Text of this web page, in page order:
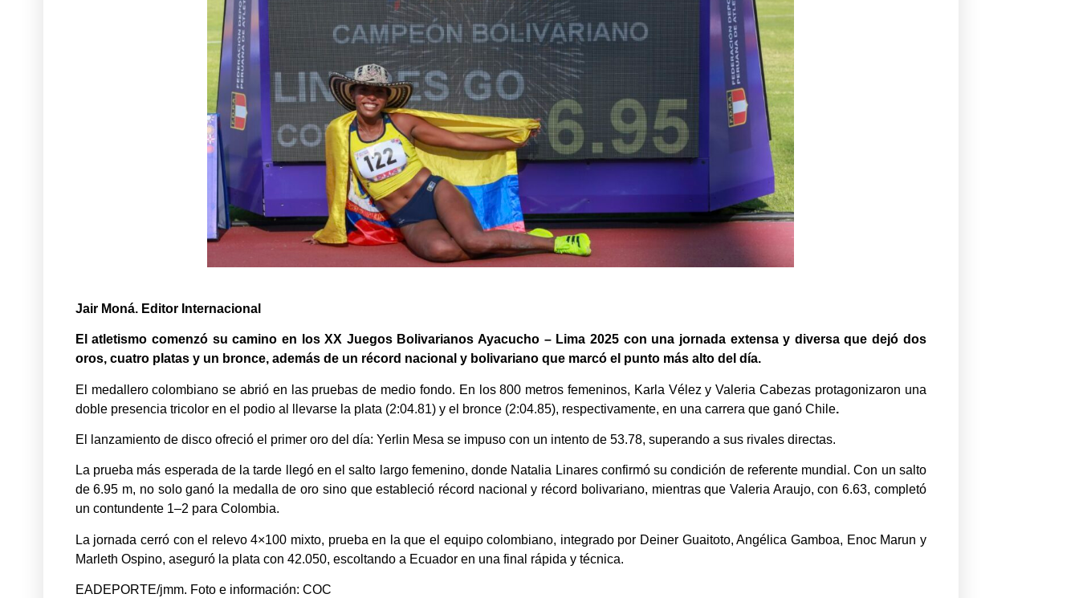
Jair Moná. Editor Internacional
El atletismo comenzó su camino en los XX Juegos Bolivarianos Ayacucho – Lima 2025 con una jornada extensa y diversa que dejó dos
oros, cuatro platas y un bronce, además de un récord nacional y bolivariano que marcó el punto más alto del día.
El medallero colombiano se abrió en las pruebas de medio fondo. En los 800 metros femeninos, Karla Vélez y Valeria Cabezas protagonizaron una
doble presencia tricolor en el podio al llevarse la plata (2:04.81) y el bronce (2:04.85), respectivamente, en una carrera que ganó Chile.
El lanzamiento de disco ofreció el primer oro del día: Yerlin Mesa se impuso con un intento de 53.78, superando a sus rivales directas.
La prueba más esperada de la tarde llegó en el salto largo femenino, donde Natalia Linares confirmó su condición de referente mundial. Con un salto
de 6.95 m, no solo ganó la medalla de oro sino que estableció récord nacional y récord bolivariano, mientras que Valeria Araujo, con 6.63, completó
un contundente 1–2 para Colombia.
La jornada cerró con el relevo 4×100 mixto, prueba en la que el equipo colombiano, integrado por Deiner Guaitoto, Angélica Gamboa, Enoc Marun y
Marleth Ospino, aseguró la plata con 42.050, escoltando a Ecuador en una final rápida y técnica.
EADEPORTE/jmm. Foto e información: COC